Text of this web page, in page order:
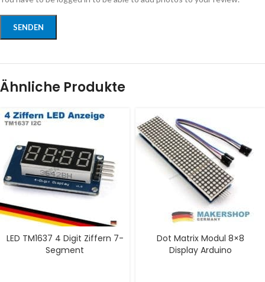
Ähnliche Produkte
LED TM1637 4 Digit Ziffern 7-
Segment
Dot Matrix Modul 8×8
Display Arduino